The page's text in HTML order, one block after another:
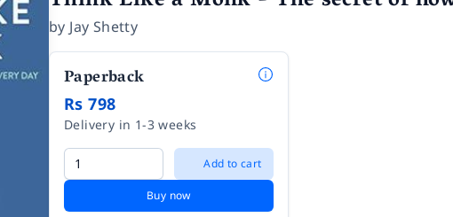
by Jay Shetty
Paperback
Rs 798
Delivery in 1-3 weeks
Add to cart
Buy now